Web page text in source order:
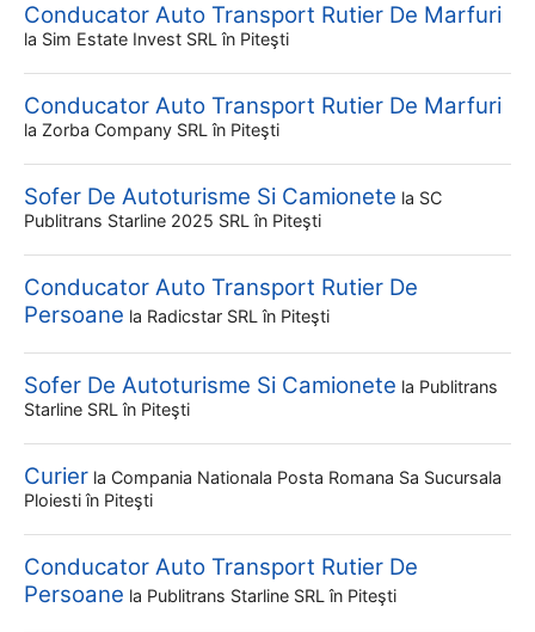
Conducator Auto Transport Rutier De Marfuri
la Sim Estate Invest SRL în Piteşti
Conducator Auto Transport Rutier De Marfuri
la Zorba Company SRL în Piteşti
Sofer De Autoturisme Si Camionete la SC
Publitrans Starline 2025 SRL în Piteşti
Conducator Auto Transport Rutier De
Persoane la Radicstar SRL în Piteşti
Sofer De Autoturisme Si Camionete la Publitrans
Starline SRL în Piteşti
Curier la Compania Nationala Posta Romana Sa Sucursala
Ploiesti în Piteşti
Conducator Auto Transport Rutier De
Persoane la Publitrans Starline SRL în Piteşti